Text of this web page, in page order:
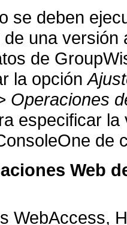
se deben
una
de
la opción
Operaciones
especificar la
de
Web
WebAccess,